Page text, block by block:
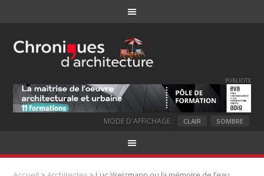
PUBLICITE
MODE D'AFFICHAGE : CLAIR SOMBRE